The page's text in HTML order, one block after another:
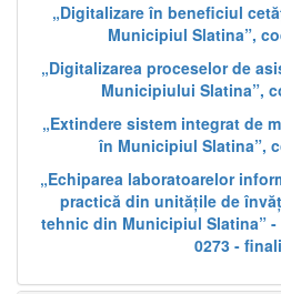
„Digitalizare în beneficiul
Municipiul Slatina”,
„Digitalizarea proceselor de
Municipiului Slatina”,
„Extindere sistem integrat de
în Municipiul Slatina”,
„Echiparea laboratoarelor
practică din unitățile de
tehnic din Municipiul Slatina” -
0273 -